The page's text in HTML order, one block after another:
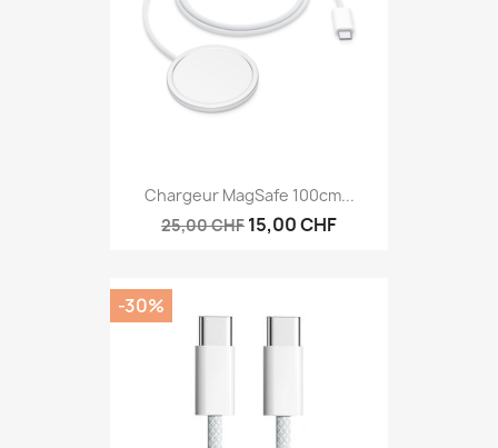
Chargeur MagSafe 100cm...
25,00 CHF 15,00 CHF
-30%